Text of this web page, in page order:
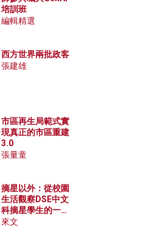
培訓班
編輯精選
西方世界兩批政客
張建雄
市區再生局範式實
現真正的市區重建
3.0
張量童
摘星以外：從校園
生活觀察DSE中文
科摘星學生的一點
特質
來文